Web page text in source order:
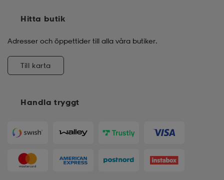
Handla tryggt
Hitta butik
Adresser och öppettider till alla våra butiker.
Till karta